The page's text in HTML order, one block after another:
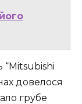
довелося
грубе